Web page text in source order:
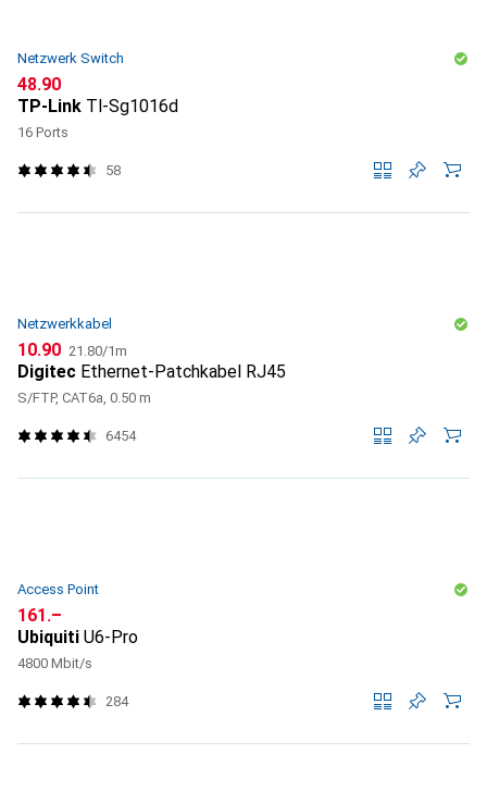
Netzwerk Switch
CHF
48.90
TP-Link Tl-Sg1016d
16 Ports
58
Netzwerkkabel
CHF
10.90 CHF
21.80/1m
Digitec Ethernet-Patchkabel RJ45
S/FTP, CAT6a, 0.50 m
6454
Access Point
CHF
161.–
Ubiquiti U6-Pro
4800 Mbit/s
284